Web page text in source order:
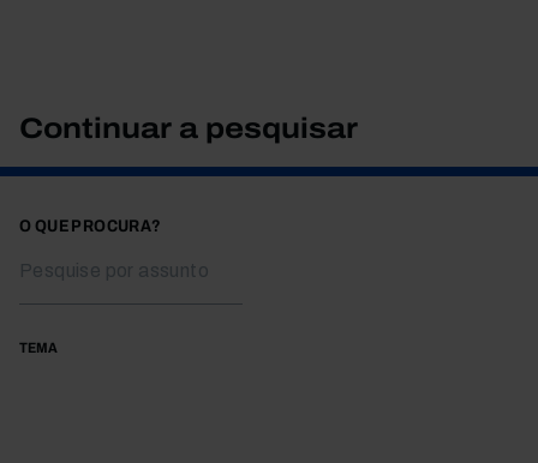
Continuar a pesquisar
O QUE PROCURA?
TEMA